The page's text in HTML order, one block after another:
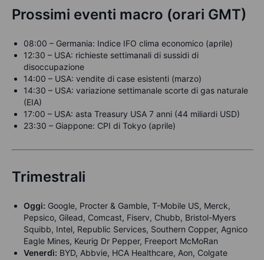
Prossimi eventi macro (orari GMT)
08:00 – Germania: Indice IFO clima economico (aprile)
12:30 – USA: richieste settimanali di sussidi di
disoccupazione
14:00 – USA: vendite di case esistenti (marzo)
14:30 – USA: variazione settimanale scorte di gas naturale
(EIA)
17:00 – USA: asta Treasury USA 7 anni (44 miliardi USD)
23:30 – Giappone: CPI di Tokyo (aprile)
Trimestrali
Oggi: Google, Procter & Gamble, T-Mobile US, Merck,
Pepsico, Gilead, Comcast, Fiserv, Chubb, Bristol-Myers
Squibb, Intel, Republic Services, Southern Copper, Agnico
Eagle Mines, Keurig Dr Pepper, Freeport McMoRan
Venerdì: BYD, Abbvie, HCA Healthcare, Aon, Colgate